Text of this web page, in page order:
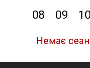
08
09 10
Немає